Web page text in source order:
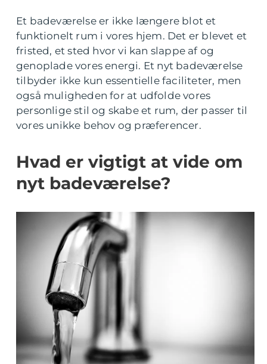
Et badeværelse er ikke længere blot et
funktionelt rum i vores hjem. Det er blevet et
fristed, et sted hvor vi kan slappe af og
genoplade vores energi. Et nyt badeværelse
tilbyder ikke kun essentielle faciliteter, men
også muligheden for at udfolde vores
personlige stil og skabe et rum, der passer til
vores unikke behov og præferencer.
Hvad er vigtigt at vide om
nyt badeværelse?